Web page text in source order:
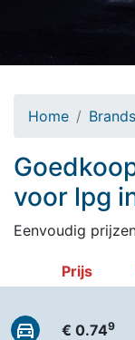
Home
voor lpg
Eenvoudig
Prijs
€ 0.749